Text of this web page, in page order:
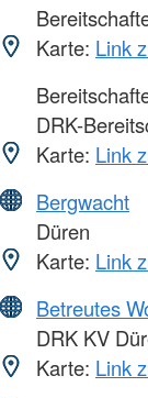
Karte: Link
DRK-
Karte: Link
Bergwacht
Düren
Karte: Link
Betreutes
DRK KV
Karte: Link